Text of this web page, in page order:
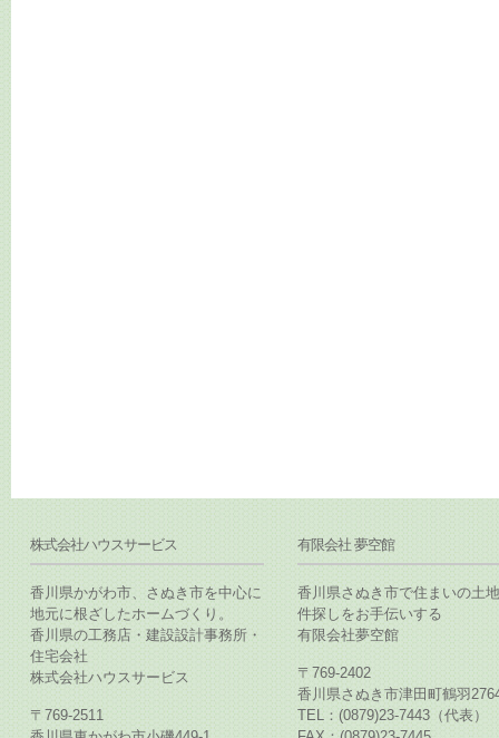
株式会社ハウスサービス
香川県かがわ市、さぬき市を中心に
地元に根ざしたホームづくり。
香川県の工務店・建設設計事務所・
住宅会社
株式会社ハウスサービス
〒769-2511
有限会社 夢空館
香川県さぬき市で住まいの土
件探しをお手伝いする
有限会社夢空館
〒769-2402
香川県さぬき市津田町鶴羽
TEL：(0879)23-7443（代表）